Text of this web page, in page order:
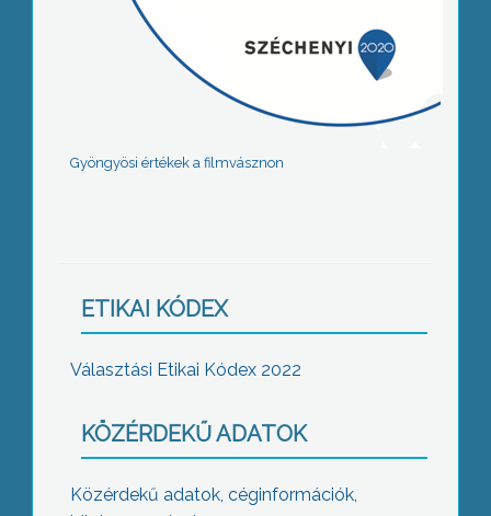
Gyöngyösi értékek a filmvásznon
ETIKAI KÓDEX
Választási Etikai Kódex 2022
KÖZÉRDEKŰ ADATOK
Közérdekű adatok, céginformációk,